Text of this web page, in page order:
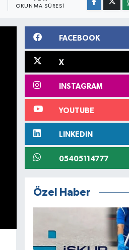
OKUNMA SÜRESI
FACEBOOK
X
INSTAGRAM
YOUTUBE
LINKEDIN
05405114777
Özel Haber